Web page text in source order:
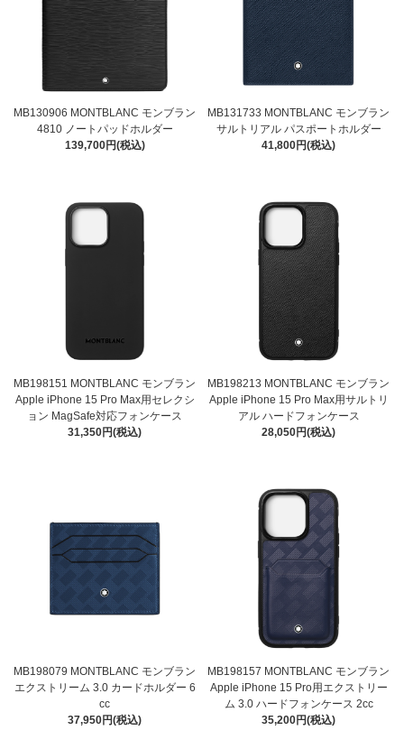
MB130906 MONTBLANC モンブラン
4810 ノートパッドホルダー
139,700円(税込)
MB131733 MONTBLANC モンブラン
サルトリアル パスポートホルダー
41,800円(税込)
MB198151 MONTBLANC モンブラン
Apple iPhone 15 Pro Max用セレクシ
ョン MagSafe対応フォンケース
31,350円(税込)
MB198213 MONTBLANC モンブラン
Apple iPhone 15 Pro Max用サルトリ
アル ハードフォンケース
28,050円(税込)
MB198079 MONTBLANC モンブラン
エクストリーム 3.0 カードホルダー 6
cc
37,950円(税込)
MB198157 MONTBLANC モンブラン
Apple iPhone 15 Pro用エクストリー
ム 3.0 ハードフォンケース 2cc
35,200円(税込)